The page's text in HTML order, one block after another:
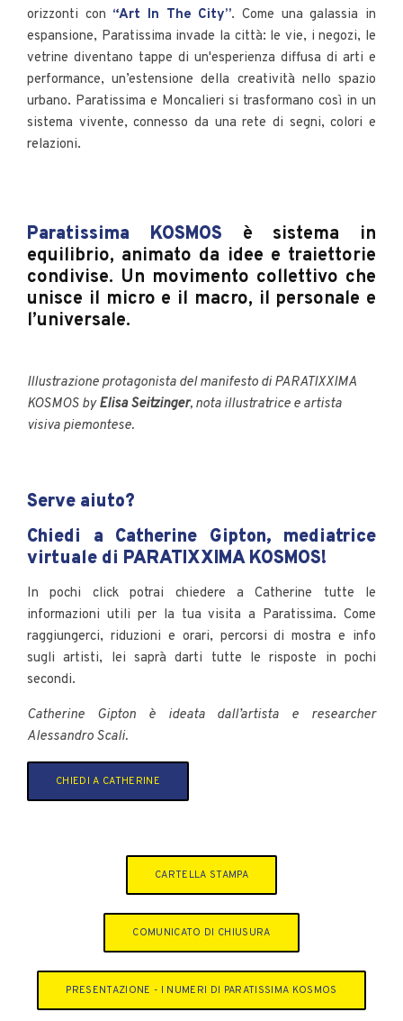
orizzonti con “Art In The City”. Come una galassia in
espansione, Paratissima invade la città: le vie, i negozi, le
vetrine diventano tappe di un'esperienza diffusa di arti e
performance, un’estensione della creatività nello spazio
urbano. Paratissima e Moncalieri si trasformano così in un
sistema vivente, connesso da una rete di segni, colori e
relazioni.
Paratissima KOSMOS è sistema in
equilibrio, animato da idee e traiettorie
condivise. Un movimento collettivo che
unisce il micro e il macro, il personale e
l’universale.
Illustrazione protagonista del manifesto di PARATIXXIMA
KOSMOS byElisaSeitzinger, nota illustratrice e artista
visiva piemontese.
Serve aiuto?
Chiedi a Catherine Gipton, mediatrice
virtuale di PARATIXXIMA KOSMOS!
In pochi click potrai chiedere a Catherine tutte le
informazioni utili per la tua visita a Paratissima. Come
raggiungerci, riduzioni e orari, percorsi di mostra e info
sugli artisti, lei saprà darti tutte le risposte in pochi
secondi.
Catherine Gipton è ideata dall’artista e researcher
Alessandro Scali.
CHIEDI A CATHERINE
CARTELLA STAMPA
COMUNICATO DI CHIUSURA
PRESENTAZIONE - I NUMERI DI PARATISSIMA KOSMOS